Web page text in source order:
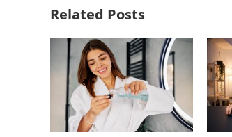
Related Posts